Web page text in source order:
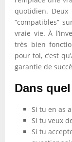
quotidien. Deux
“compatibles”
vraie vie. À
très bien
pour toi, c’est
garantie de
Dans
Si tu en as
Si tu veux
Si tu